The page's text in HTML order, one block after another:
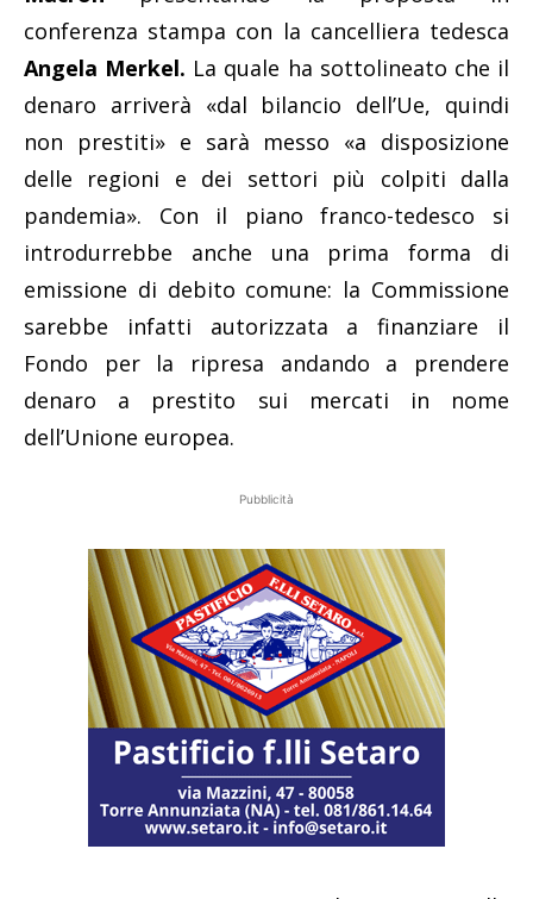
conferenza stampa con la cancelliera tedesca
Angela Merkel. La quale ha sottolineato che il
denaro arriverà «dal bilancio dell’Ue, quindi
non prestiti» e sarà messo «a disposizione
delle regioni e dei settori più colpiti dalla
pandemia». Con il piano franco-tedesco si
introdurrebbe anche una prima forma di
emissione di debito comune: la Commissione
sarebbe infatti autorizzata a finanziare il
Fondo per la ripresa andando a prendere
denaro a prestito sui mercati in nome
dell’Unione europea.
Pubblicità